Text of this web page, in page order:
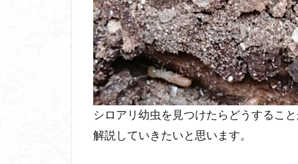
シロアリ幼虫を見つけたらどうするこ
解説していきたいと思います。